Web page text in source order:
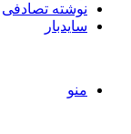
نوشته تصادفی
سایدبار
منو